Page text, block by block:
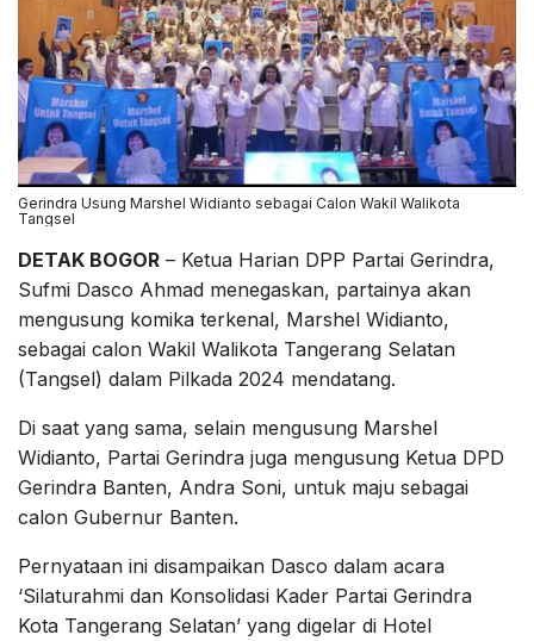
Gerindra Usung Marshel Widianto sebagai Calon Wakil Walikota
Tangsel
DETAK BOGOR – Ketua Harian DPP Partai Gerindra,
Sufmi Dasco Ahmad menegaskan, partainya akan
mengusung komika terkenal, Marshel Widianto,
sebagai calon Wakil Walikota Tangerang Selatan
(Tangsel) dalam Pilkada 2024 mendatang.
Di saat yang sama, selain mengusung Marshel
Widianto, Partai Gerindra juga mengusung Ketua DPD
Gerindra Banten, Andra Soni, untuk maju sebagai
calon Gubernur Banten.
Pernyataan ini disampaikan Dasco dalam acara
‘Silaturahmi dan Konsolidasi Kader Partai Gerindra
Kota Tangerang Selatan’ yang digelar di Hotel